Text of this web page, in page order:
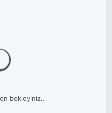
bekleyiniz..